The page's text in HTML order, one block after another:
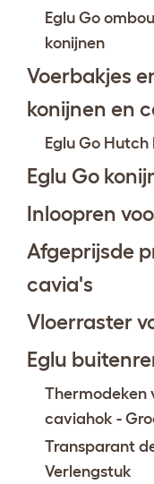
Eglu Go
konijnen
Voerbakjes
konijnen en
Eglu Go Hutch
Eglu Go
Inloopren
Afgeprijsde
cavia's
Vloerraster
Eglu
Thermodeken
caviahok -
Transparant
Verlengstuk